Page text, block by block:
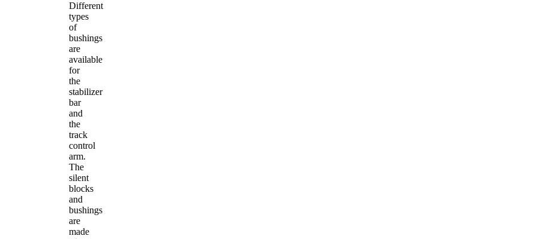
Different
types
of
bushings
are
available
for
the
stabilizer
bar
and
the
track
control
arm.
The
silent
blocks
and
bushings
are
made